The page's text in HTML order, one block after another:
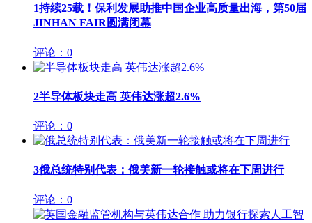
1持续25载！保利发展助推中国企业高质量出海，第50届
JINHAN FAIR圆满闭幕
评论：0
2半导体板块走高 英伟达涨超2.6%
评论：0
3俄总统特别代表：俄美新一轮接触或将在下周进行
评论：0